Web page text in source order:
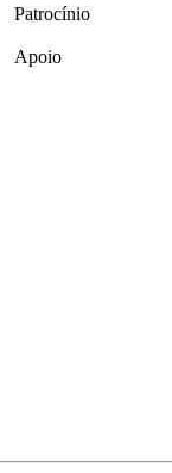
Patrocínio
Apoio